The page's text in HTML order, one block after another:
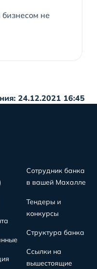
не
24.12.2021 16:45
Сотрудник банка
в вашей Махалле
Тендеры и
конкурсы
Структура банка
Ссылки на
вышестоящие